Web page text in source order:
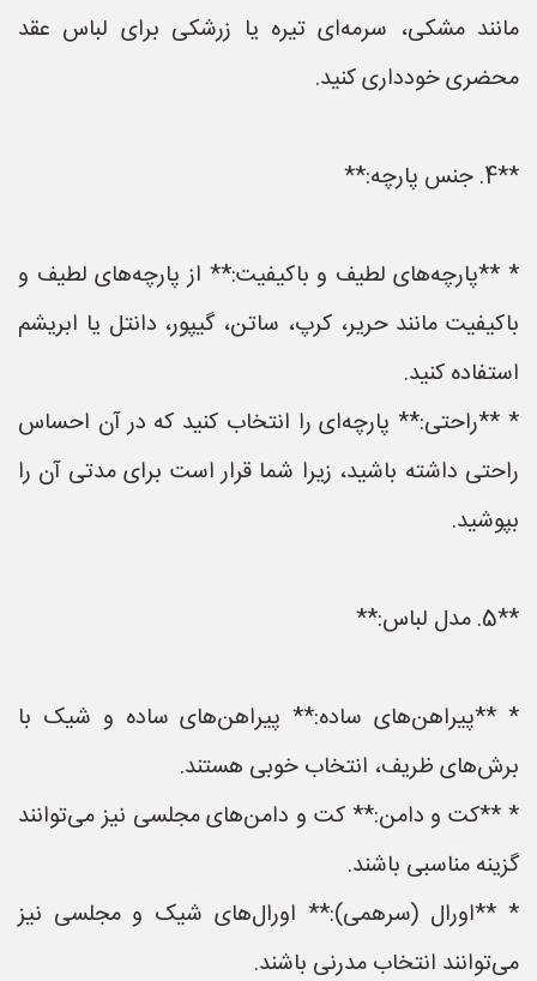
مانند مشکی، سرمه‌ای تیره یا زرشکی برای لباس عقد
محضری خودداری کنید.
**4. جنس پارچه:**
* **پارچه‌های لطیف و باکیفیت:** از پارچه‌های لطیف و
باکیفیت مانند حریر، کرپ، ساتن، گیپور، دانتل یا ابریشم
استفاده کنید.
* **راحتی:** پارچه‌ای را انتخاب کنید که در آن احساس
راحتی داشته باشید، زیرا شما قرار است برای مدتی آن را
بپوشید.
**5. مدل لباس:**
* **پیراهن‌های ساده:** پیراهن‌های ساده و شیک با
برش‌های ظریف، انتخاب خوبی هستند.
* **کت و دامن:** کت و دامن‌های مجلسی نیز می‌توانند
گزینه مناسبی باشند.
* **اورال (سرهمی):** اورال‌های شیک و مجلسی نیز
می‌توانند انتخاب مدرنی باشند.